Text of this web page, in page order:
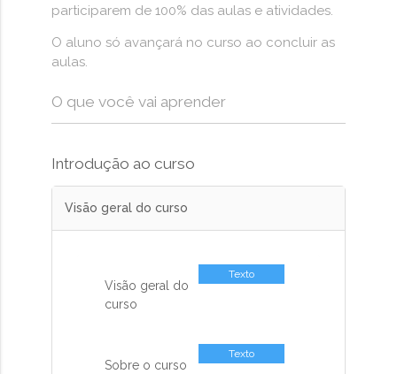
participarem de 100% das aulas e atividades.
O aluno só avançará no curso ao concluir as
aulas.
O que você vai aprender
Introdução ao curso
Visão geral do curso
Visão geral do
curso
Texto
Sobre o curso
Texto